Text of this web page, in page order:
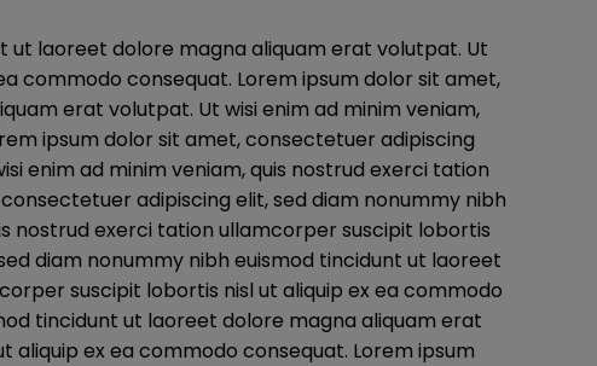
ut laoreet dolore magna aliquam erat volutpat. Ut
commodo consequat. Lorem ipsum dolor sit amet,
erat volutpat. Ut wisi enim ad minim veniam,
ipsum dolor sit amet, consectetuer adipiscing
enim ad minim veniam, quis nostrud exerci tation
adipiscing elit, sed diam nonummy nibh
nostrud exerci tation ullamcorper suscipit lobortis
diam nonummy nibh euismod tincidunt ut laoreet
suscipit lobortis nisl ut aliquip ex ea commodo
tincidunt ut laoreet dolore magna aliquam erat
ex ea commodo consequat. Lorem ipsum